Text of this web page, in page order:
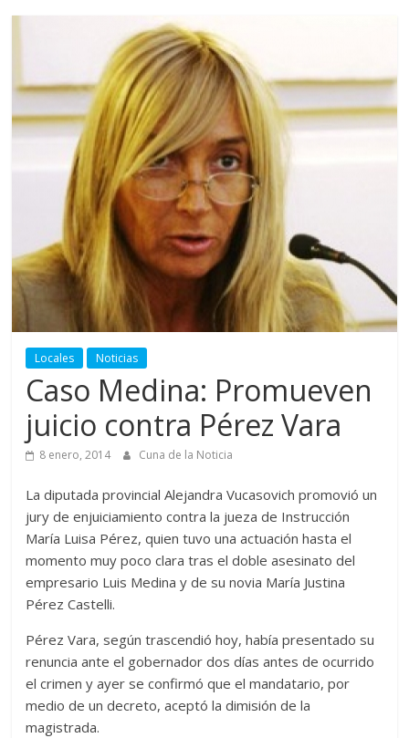
Locales Noticias
Caso Medina: Promueven
juicio contra Pérez Vara
8 enero, 2014 Cuna de la Noticia
La diputada provincial Alejandra Vucasovich promovió un
jury de enjuiciamiento contra la jueza de Instrucción
María Luisa Pérez, quien tuvo una actuación hasta el
momento muy poco clara tras el doble asesinato del
empresario Luis Medina y de su novia María Justina
Pérez Castelli.
Pérez Vara, según trascendió hoy, había presentado su
renuncia ante el gobernador dos días antes de ocurrido
el crimen y ayer se confirmó que el mandatario, por
medio de un decreto, aceptó la dimisión de la
magistrada.